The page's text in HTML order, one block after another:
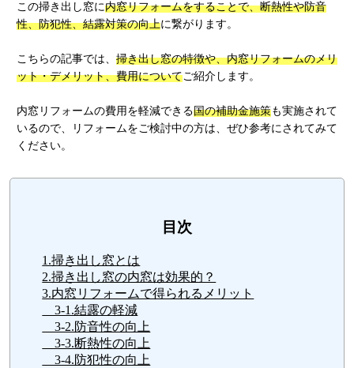
この掃き出し窓に内窓リフォームをすることで、断熱性や防音
性、防犯性、結露対策の向上に繋がります。
こちらの記事では、 掃き出し窓の特徴や、内窓リフォームのメリ
ット・デメリット、費用についてご紹介します。
内窓リフォームの費用を軽減できる国の補助金施策も実施されて
いるので、リフォームをご検討中の方は、ぜひ参考にされてみて
ください。
目次
1.掃き出し窓とは
2.掃き出し窓の内窓は効果的？
3.内窓リフォームで得られるメリット
3-1.結露の軽減
3-2.防音性の向上
3-3.断熱性の向上
3-4.防犯性の向上